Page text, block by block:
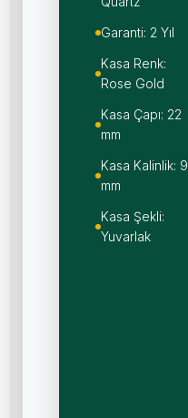
Garanti: 2 Yıl
Kasa Renk:
Rose Gold
Kasa Çapı: 22
mm
Kasa Kalinlik: 9
mm
Kasa Şekli:
Yuvarlak